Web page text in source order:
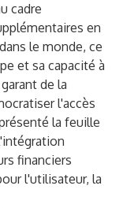
cadre
en
le monde, ce
et sa capacité à
de la
l'accès
la feuille
financiers
l'utilisateur, la